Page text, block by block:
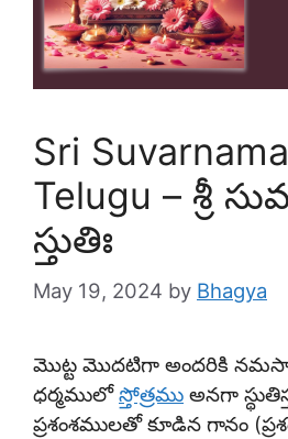
Sri
Telugu – శ్రీ
స్తుతిః
May 19, 2024 by Bhagya
మొట్ట మొదటిగా అందరికి
ధర్మములోస్తోత్రము అనగా
ప్రశంశములతో కూడిన గానం